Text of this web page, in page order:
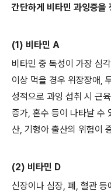
간단하게 비타민 과잉증을
(1) 비타민 A
비타민 중 독성이 가장 심
이상 먹을 경우 위장장애,
성적으로 과잉 섭취 시 근
증가, 혼수 등이 나타날 수
산, 기형아 출산의 위험이
(2) 비타민 D
신장이나 심장, 폐, 혈관 등